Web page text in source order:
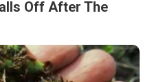
Off After The